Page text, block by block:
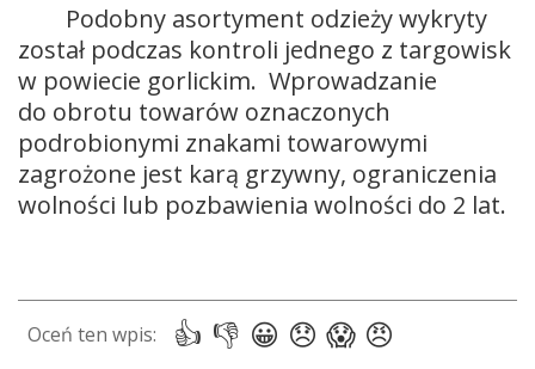
Podobny asortyment odzieży wykryty
został podczas kontroli jednego z targowisk
w powiecie gorlickim. Wprowadzanie
do obrotu towarów oznaczonych
podrobionymi znakami towarowymi
zagrożone jest karą grzywny, ograniczenia
wolności lub pozbawienia wolności do 2 lat.